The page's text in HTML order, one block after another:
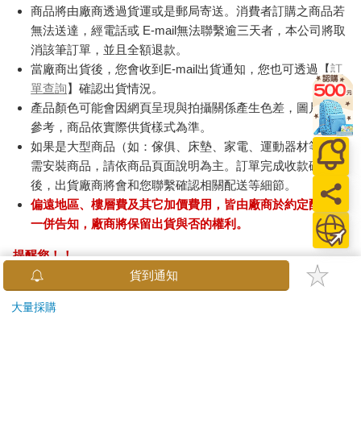
商品將由廠商透過貨運或是郵局寄送。消費者訂購之商品若
無法送達，經電話或 E-mail無法聯繫逾三天者，本公司將取
消該筆訂單，並且全額退款。
當廠商出貨後，您會收到E-mail出貨通知，您也可透過【訂
單查詢】確認出貨情況。
產品顏色可能會因網頁呈現與拍攝關係產生色差，圖片僅供
參考，商品依實際供貨樣式為準。
如果是大型商品（如：傢俱、床墊、家電、運動器材等）及
需安裝商品，請依商品頁面說明為主。訂單完成收款確認
後，出貨廠商將會和您聯繫確認相關配送等細節。
偏遠地區、樓層費及其它加價費用，皆由廠商於約定配送時
一併告知，廠商將保留出貨與否的權利。
提醒您！！
金石堂及銀行均不會請您操作ATM! 如接獲電話要求您前往
ATM提款機，請不要聽從指示，以免受騙上當！
貨到通知
大量採購